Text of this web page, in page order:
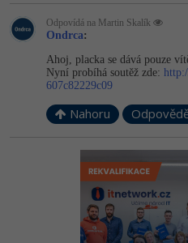
Odpovídá na Martin Skalík
Ondrca:
Ahoj, placka se dává pouze
Nyní probíhá soutěž zde:
607c82229c09
Nahoru